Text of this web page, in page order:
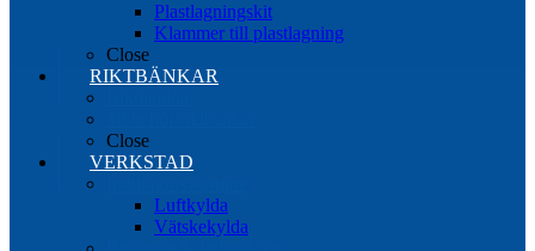
Plastlagningskit
Klammer till plastlagning
Close
RIKTBÄNKAR
Close
VERKSTAD
Luftkylda
Vätskekylda